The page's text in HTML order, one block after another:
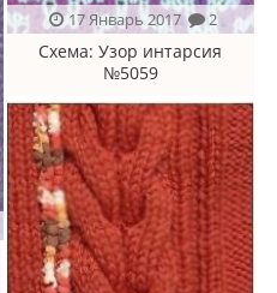
17 Январь 2017 2
Схема: Узор интарсия
№5059